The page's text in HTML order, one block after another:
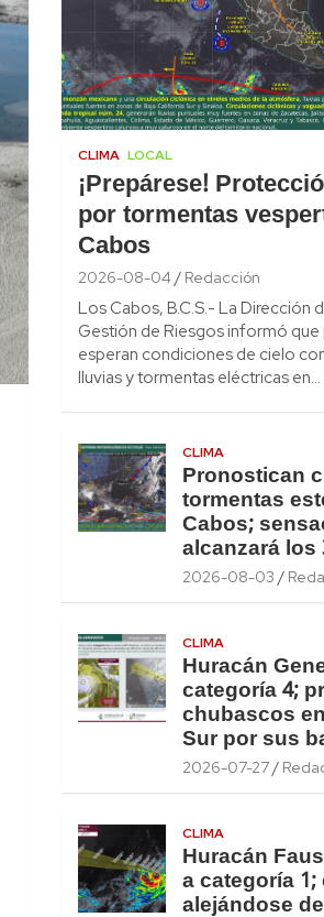
CLIMA LOCAL
¡Prepárese!
por tormentas
Cabos
2026-08-04 Redacción
Los Cabos, B.C.S.- La Dirección
Gestión de Riesgos informó que
esperan condiciones de cielo
lluvias y tormentas eléctricas en…
CLIMA
Pronostican
tormentas
Cabos;
alcanzará los
2026-08-03
CLIMA
Huracán
categoría 4;
chubascos
Sur por sus
2026-07-27
CLIMA
Huracán
a categoría
alejándose